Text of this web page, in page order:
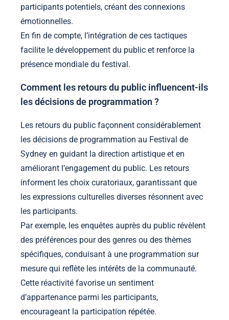
participants potentiels, créant des connexions
émotionnelles.
En fin de compte, l’intégration de ces tactiques
facilite le développement du public et renforce la
présence mondiale du festival.
Comment les retours du public influencent-ils
les décisions de programmation ?
Les retours du public façonnent considérablement
les décisions de programmation au Festival de
Sydney en guidant la direction artistique et en
améliorant l’engagement du public. Les retours
informent les choix curatoriaux, garantissant que
les expressions culturelles diverses résonnent avec
les participants.
Par exemple, les enquêtes auprès du public révèlent
des préférences pour des genres ou des thèmes
spécifiques, conduisant à une programmation sur
mesure qui reflète les intérêts de la communauté.
Cette réactivité favorise un sentiment
d’appartenance parmi les participants,
encourageant la participation répétée.